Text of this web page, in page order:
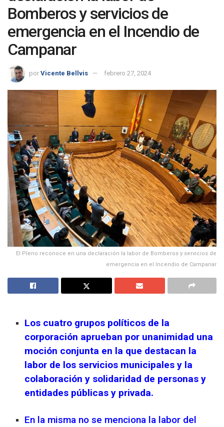
Bomberos y servicios de
emergencia en el Incendio de
Campanar
por Vicente Bellvis febrero 27, 2024
El Pleno reconoce en una declaración la labor de Bomberos y servicios de
emergencia en el Incendio de Campanar
Los cuatro grupos políticos de la
corporación aprueban por unanimidad una
moción conjunta en la que destacan la
labor de los servicios municipales y la
colaboración y solidaridad de personas y
entidades públicas y privada.
En la misma no se menciona la labor del